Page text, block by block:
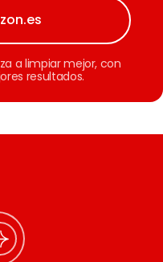
a limpiar mejor, con
resultados.